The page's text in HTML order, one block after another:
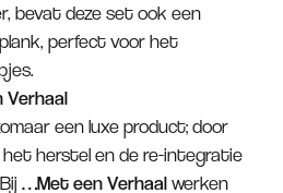
bevat deze set ook een
perfect voor het
Verhaal
een luxe product; door
herstel en de re-integratie
…Met een Verhaalwerken